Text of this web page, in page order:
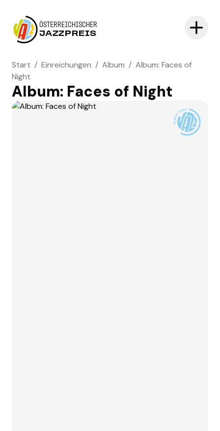
ÖSTERREICHISCHER
JAZZPREIS
Start / Einreichungen / Album / Album: Faces of
Night
Album: Faces of Night